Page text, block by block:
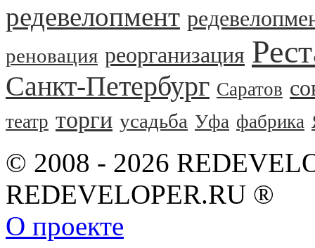
редевелопмент
реновация реорганизация
Санкт-Петербург Саратов
театр торги усадьба Уфа фабрика
© 2008 - 2026
REDEVELOPER.RU ®
О проекте